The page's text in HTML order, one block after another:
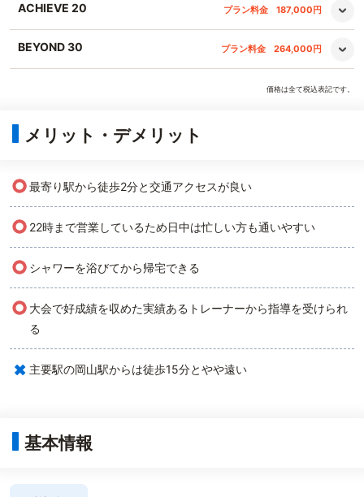
ACHIEVE 20 プラン料金 187,000円
BEYOND 30 プラン料金 264,000円
価格は全て税込表記です。
メリット・デメリット
○最寄り駅から徒歩2分と交通アクセスが良い
○ 22時まで営業しているため日中は忙しい方も通いやすい
○ シャワーを浴びてから帰宅できる
○ 大会で好成績を収めた実績あるトレーナーから指導を受けられ
る
× 主要駅の岡山駅からは徒歩15分とやや遠い
基本情報